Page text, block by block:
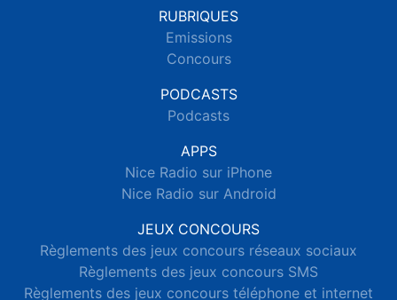
RUBRIQUES
Emissions
Concours
PODCASTS
Podcasts
APPS
Nice Radio sur iPhone
Nice Radio sur Android
JEUX CONCOURS
Règlements des jeux concours réseaux sociaux
Règlements des jeux concours SMS
Règlements des jeux concours téléphone et internet